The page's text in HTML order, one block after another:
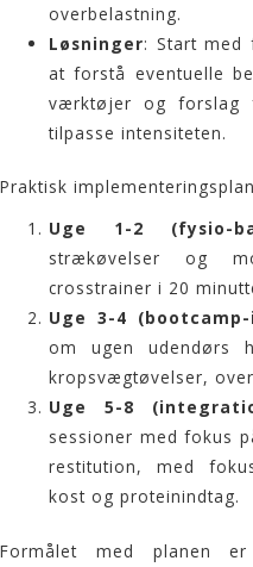
overbelastning.
Løsninger: Start med
at forstå eventuelle
værktøjer og
tilpasse intensiteten.
Praktisk
Uge 1-2 (fysio-
strækøvelser og
crosstrainer i 20
Uge 3-4
om ugen udendørs
kropsvægtøvelser,
Uge 5-8
sessioner med fokus
restitution, med
kost og proteinindtag.
Formålet med planen